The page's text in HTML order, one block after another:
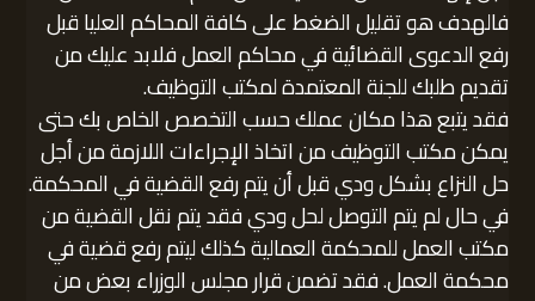
فالهدف هو تقليل الضغط على كافة المحاكم العليا قبل
رفع الدعوى القضائية في محاكم العمل فلابد عليك من
تقديم طلبك للجنة المعتمدة لمكتب التوظيف.
فقد يتبع هذا مكان عملك حسب التخصص الخاص بك حتى
يمكن مكتب التوظيف من اتخاذ الإجراءات اللازمة من أجل
حل النزاع بشكل ودي قبل أن يتم رفع القضية في المحكمة.
في حال لم يتم التوصل لحل ودي فقد يتم نقل القضية من
مكتب العمل للمحكمة العمالية كذلك ليتم رفع قضية في
محكمة العمل. فقد تضمن قرار مجلس الوزراء بعض من